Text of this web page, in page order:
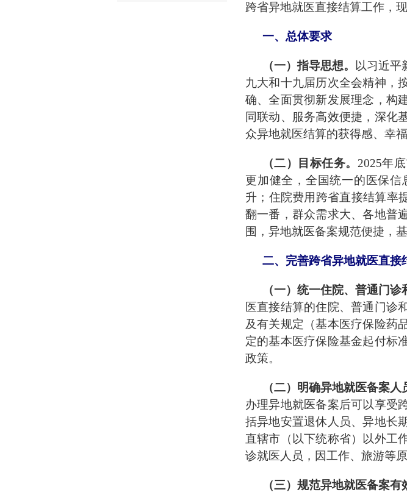
跨省异地就医直接结算工作，
一、总体要求
（一）指导思想。
以习近平
九大和十九届历次全会精神，
确、全面贯彻新发展理念，构
同联动、服务高效便捷，深化
众异地就医结算的获得感、幸福
（二）目标任务。 2025年
更加健全，全国统一的医保
升；住院费用跨省直接结算率
翻一番，群众需求大、各地普
围，异地就医备案规范便捷，
二、完善跨省异地就医直接
（一）统一住院、普通门
医直接结算的住院、普通门诊
及有关规定（基本医疗保险药
定的基本医疗保险基金起付标
政策。
（二）明确异地就医备案人
办理异地就医备案后可以享受
括异地安置退休人员、异地长
直辖市（以下统称省）以外工
诊就医人员，因工作、旅游等
（三）规范异地就医备案有